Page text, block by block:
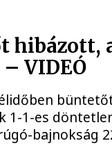
hibázott,
VIDEÓ
1-1-es
bajnokság